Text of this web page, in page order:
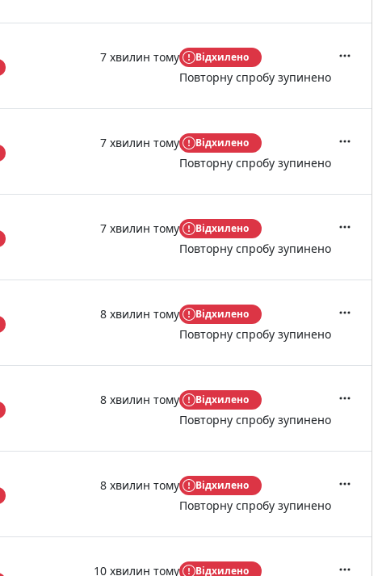
7 хвилин тому Відхилено
Повторну спробу зупинено
7 хвилин тому Відхилено
Повторну спробу зупинено
7 хвилин тому Відхилено
Повторну спробу зупинено
8 хвилин тому Відхилено
Повторну спробу зупинено
8 хвилин тому Відхилено
Повторну спробу зупинено
8 хвилин тому Відхилено
Повторну спробу зупинено
10 хвилин тому Відхилено